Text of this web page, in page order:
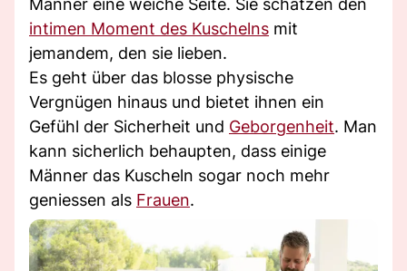
Männer eine weiche Seite. Sie schätzen den
intimen Moment des Kuschelns mit
jemandem, den sie lieben.
Es geht über das blosse physische
Vergnügen hinaus und bietet ihnen ein
Gefühl der Sicherheit und Geborgenheit. Man
kann sicherlich behaupten, dass einige
Männer das Kuscheln sogar noch mehr
geniessen als Frauen.